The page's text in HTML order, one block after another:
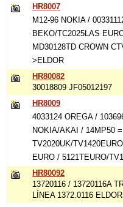
HR8007
M12-96 NOKIA /
BEKO/TC2025LAS
MD30128TD CROWN
>ELDOR
HR80082
30018809 JF05012197
HR8009
4033124 OREGA /
NOKIA/AKAI / 14MP50 =
TV2020UK/
EURO / 5121TEURO/
HR80092
13720116 / 13720116A
LÍNEA 1372.0116